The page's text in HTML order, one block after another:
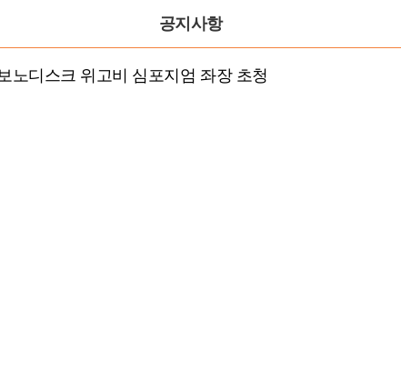
공지사항
노디스크 위고비 심포지엄 좌장 초청